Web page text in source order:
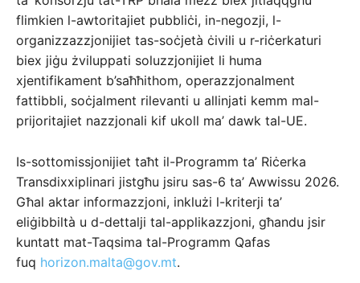
flimkien l-awtoritajiet pubbliċi, in-negozji, l-
organizzazzjonijiet tas-soċjetà ċivili u r-riċerkaturi
biex jiġu żviluppati soluzzjonijiet li huma
xjentifikament b’saħħithom, operazzjonalment
fattibbli, soċjalment rilevanti u allinjati kemm mal-
prijoritajiet nazzjonali kif ukoll ma’ dawk tal-UE.
Is-sottomissjonijiet taħt il-Programm ta’ Riċerka
Transdixxiplinari jistgħu jsiru sas-6 ta’ Awwissu 2026.
Għal aktar informazzjoni, inklużi l-kriterji ta’
eliġibbiltà u d-dettalji tal-applikazzjoni, għandu jsir
kuntatt mat-Taqsima tal-Programm Qafas
fuq horizon.malta@gov.mt.​​